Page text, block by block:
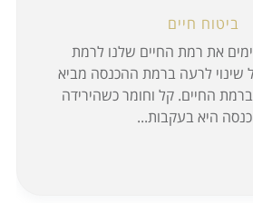
ביטוח חיים
את רמת החיים שלנו לרמת
שינוי לרעה ברמת ההכנסה מביא
ברמת החיים. קל וחומר כשהירידה
היא בעקבות...